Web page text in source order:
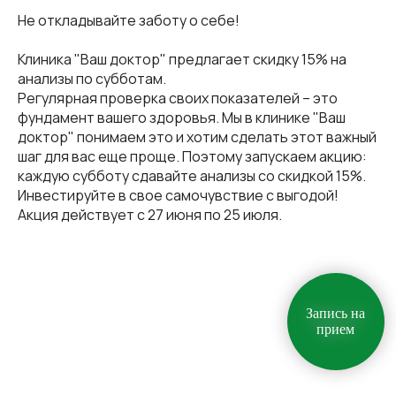
Не откладывайте заботу о себе!
Клиника "Ваш доктор" предлагает скидку 15% на
анализы по субботам.
Регулярная проверка своих показателей – это
фундамент вашего здоровья. Мы в клинике "Ваш
доктор" понимаем это и хотим сделать этот важный
шаг для вас еще проще. Поэтому запускаем акцию:
каждую субботу сдавайте анализы со скидкой 15%.
Инвестируйте в свое самочувствие с выгодой!
Акция действует с 27 июня по 25 июля.
Запись на
прием